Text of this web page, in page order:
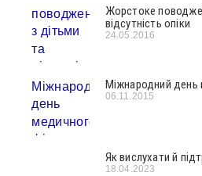
Жорстоке
відсутність опіки
24.05.2016
Міжнародний день
06.11.2015
Як вислухати й
18.04.2023